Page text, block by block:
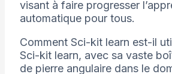
visant à faire progresser
automatique pour tous.
Comment Sci-kit learn est-il
Sci-kit learn, avec sa vaste
de pierre angulaire dans le